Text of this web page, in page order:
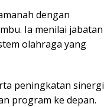
dengan
Ia menilai jabatan
olahraga yang
peningkatan sinergi
program ke depan.